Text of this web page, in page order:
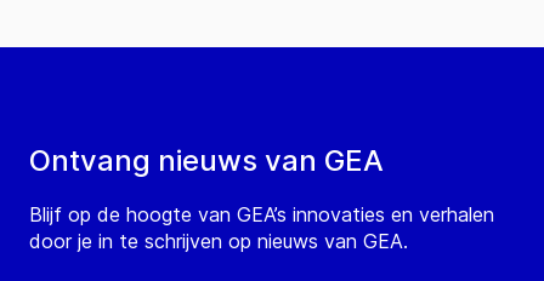
Ontvang nieuws van GEA
Blijf op de hoogte van GEA’s innovaties en verhalen
door je in te schrijven op nieuws van GEA.